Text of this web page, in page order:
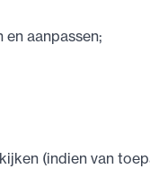
aanpassen;
(indien van